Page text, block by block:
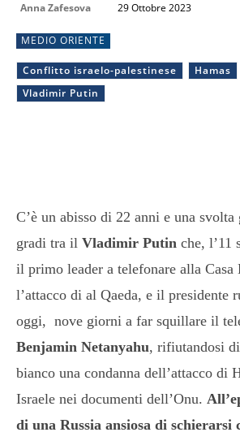
Anna Zafesova 29 Ottobre 2023
MEDIO ORIENTE
Conflitto israelo-palestinese Hamas
Vladimir Putin
C’è un abisso di 22 anni e una
gradi tra il Vladimir Putin che, l’11
il primo leader a telefonare alla Casa
l’attacco di al Qaeda, e il presidente
oggi, nove giorni a far squillare il
Benjamin Netanyahu, rifiutandosi
bianco una condanna dell’attacco di
Israele nei documenti dell’Onu.
di una Russia ansiosa di schierarsi